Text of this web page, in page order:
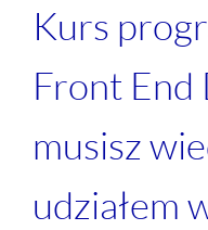
Kurs
Front End
musisz
udziałem